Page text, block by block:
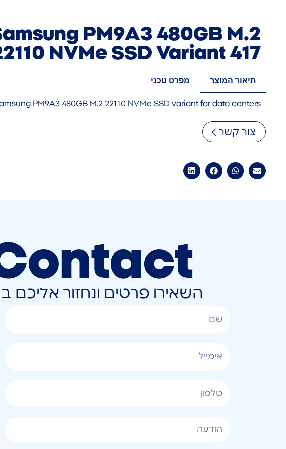
PM9A3 480GB M.2
NVMe SSD Variant 417
תיאור המוצר מפרט טכני
PM9A3 480GB M.2 22110 NVMe SSD variant for data centers
צור קשר
השאירו פרטים ונחזור אליכם